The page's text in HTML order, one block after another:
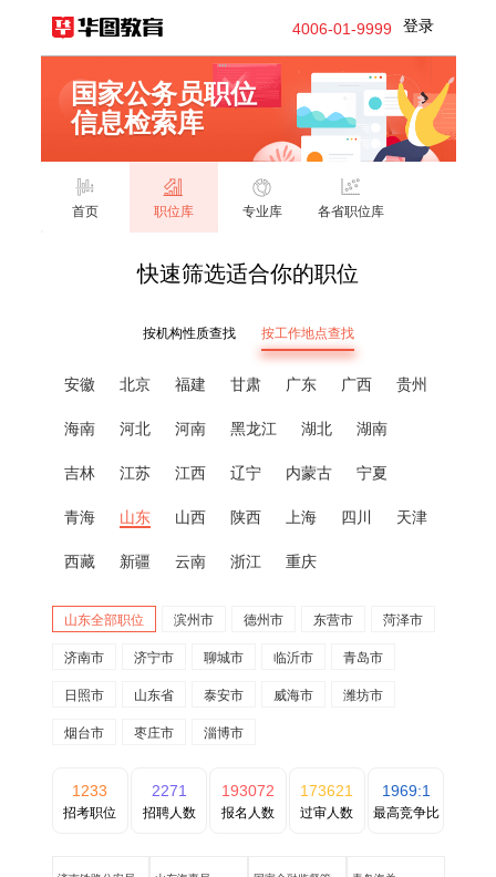
登录
4006-01-9999
国家公务员职位
信息检索库
首页 职位库 专业库 各省职位库
快速筛选适合你的职位
按机构性质查找 按工作地点查找
安徽 北京 福建 甘肃 广东 广西 贵州
海南 河北 河南 黑龙江 湖北 湖南
吉林 江苏 江西 辽宁 内蒙古 宁夏
青海 山东 山西 陕西 上海 四川 天津
西藏 新疆 云南 浙江 重庆
山东全部职位 滨州市 德州市 东营市 菏泽市
济南市 济宁市 聊城市 临沂市 青岛市
日照市 山东省 泰安市 威海市 潍坊市
烟台市 枣庄市 淄博市
1233
招考职位
2271
招聘人数
193072
报名人数
173621
过审人数
1969:1
最高竞争比